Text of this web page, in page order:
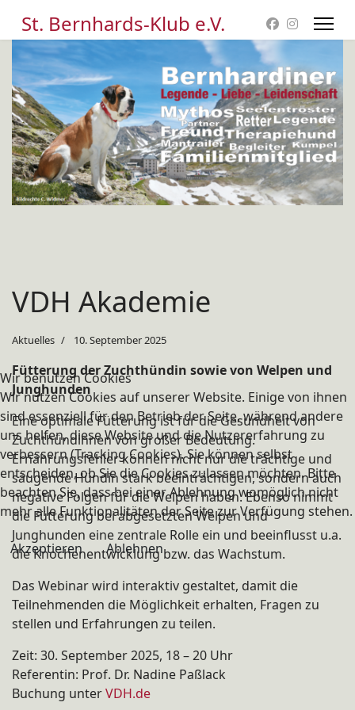
St. Bernhards-Klub e.V.
VDH Akademie
Aktuelles 10. September 2025
Fütterung der Zuchthündin sowie von Welpen und
Junghunden
Eine optimale Fütterung ist für die Gesundheit von
Zuchthündinnen von großer Bedeutung.
Ernährungsfehler können nicht nur die trächtige und
säugende Hündin stark beeinträchtigen, sondern auch
negative Folgen für die Welpen haben. Ebenso nimmt
die Fütterung bei abgesetzten Welpen und
Junghunden eine zentrale Rolle ein und beeinflusst u.a.
die Knochenentwicklung bzw. das Wachstum.
Das Webinar wird interaktiv gestaltet, damit die
Teilnehmenden die Möglichkeit erhalten, Fragen zu
stellen und Erfahrungen zu teilen.
Zeit: 30. September 2025, 18 – 20 Uhr
Referentin: Prof. Dr. Nadine Paßlack
Buchung unterVDH.de
Wir benutzen Cookies
Wir nutzen Cookies auf unserer Website. Einige von ihnen
sind essenziell für den Betrieb der Seite, während andere
uns helfen, diese Website und die Nutzererfahrung zu
verbessern (Tracking Cookies). Sie können selbst
entscheiden, ob Sie die Cookies zulassen möchten. Bitte
beachten Sie, dass bei einer Ablehnung womöglich nicht
mehr alle Funktionalitäten der Seite zur Verfügung stehen.
Akzeptieren Ablehnen